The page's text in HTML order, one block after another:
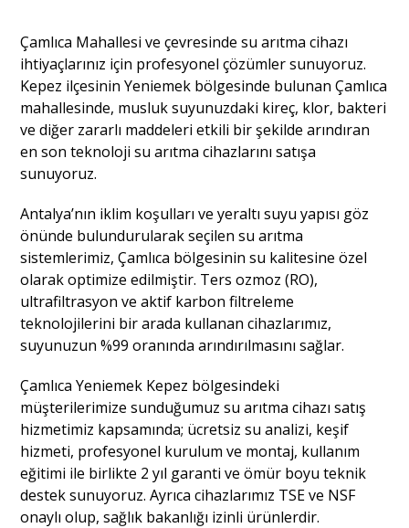
Çamlıca Mahallesi ve çevresinde su arıtma cihazı
ihtiyaçlarınız için profesyonel çözümler sunuyoruz.
Kepez ilçesinin Yeniemek bölgesinde bulunan Çamlıca
mahallesinde, musluk suyunuzdaki kireç, klor, bakteri
ve diğer zararlı maddeleri etkili bir şekilde arındıran
en son teknoloji su arıtma cihazlarını satışa
sunuyoruz.
Antalya’nın iklim koşulları ve yeraltı suyu yapısı göz
önünde bulundurularak seçilen su arıtma
sistemlerimiz, Çamlıca bölgesinin su kalitesine özel
olarak optimize edilmiştir. Ters ozmoz (RO),
ultrafiltrasyon ve aktif karbon filtreleme
teknolojilerini bir arada kullanan cihazlarımız,
suyunuzun %99 oranında arındırılmasını sağlar.
Çamlıca Yeniemek Kepez bölgesindeki
müşterilerimize sunduğumuz su arıtma cihazı satış
hizmetimiz kapsamında; ücretsiz su analizi, keşif
hizmeti, profesyonel kurulum ve montaj, kullanım
eğitimi ile birlikte 2 yıl garanti ve ömür boyu teknik
destek sunuyoruz. Ayrıca cihazlarımız TSE ve NSF
onaylı olup, sağlık bakanlığı izinli ürünlerdir.